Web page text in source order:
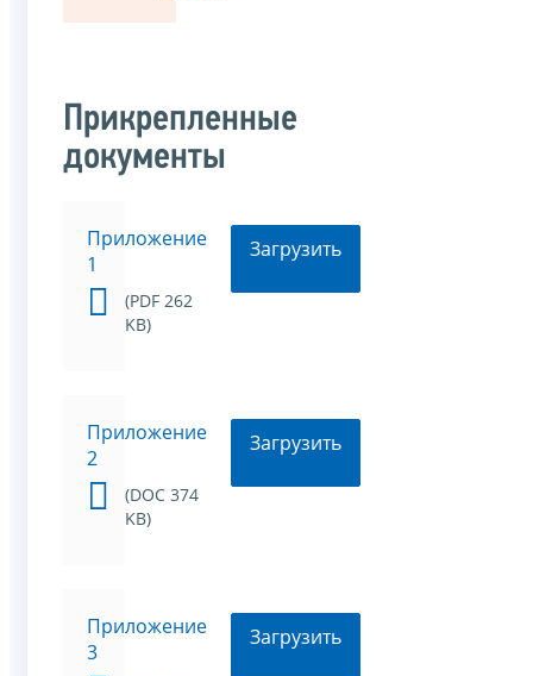
Прикрепленные
документы
Приложение
1
(PDF 262
KB)
Загрузить
Приложение
2
(DOC 374
KB)
Загрузить
Приложение
3
Загрузить